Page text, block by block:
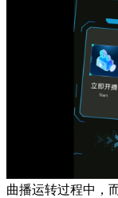
曲播运转过程中，